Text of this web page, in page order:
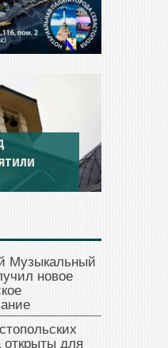
Косьмы
Музыкальный
новое
открыты для